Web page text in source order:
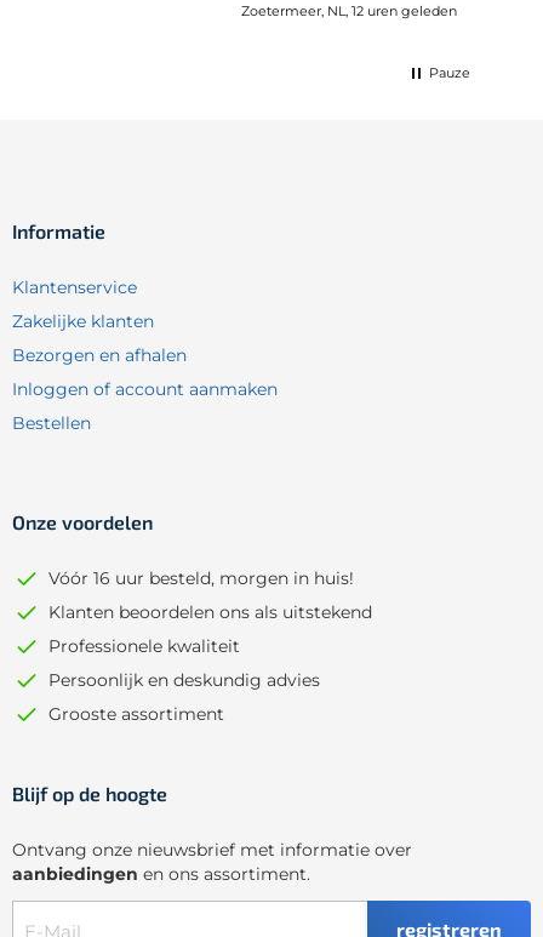
Zoetermeer, NL, 12 uren geleden
Pauze
Informatie
Klantenservice
Zakelijke klanten
Bezorgen en afhalen
Inloggen of account aanmaken
Bestellen
Onze voordelen
Vóór 16 uur besteld, morgen in huis!
Klanten beoordelen ons als uitstekend
Professionele kwaliteit
Persoonlijk en deskundig advies
Grooste assortiment
Blijf op de hoogte
Ontvang onze nieuwsbrief met informatie over
aanbiedingen en ons assortiment.
registreren